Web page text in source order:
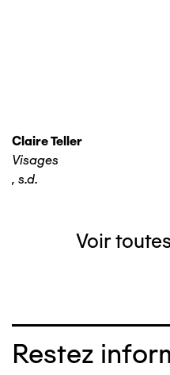
Claire Teller
Visages
, s.d.
Voir
Restez